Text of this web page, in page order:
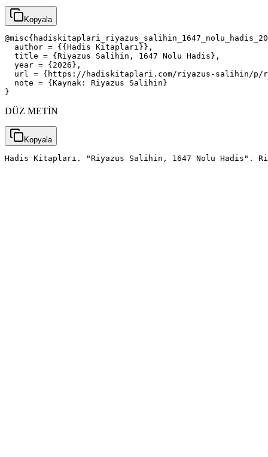
Kopyala
  author = {{Hadis Kitapları}},
  title = {Riyazus Salihin, 1647 Nolu Hadis},
  year = {2026},
url = {https://hadiskitaplari.com/riyazus-salihin/
  note = {Kaynak: Riyazus Salihin}
}
DÜZ METİN
Kopyala
Hadis Kitapları. "Riyazus Salihin, 1647 Nolu Hadis".